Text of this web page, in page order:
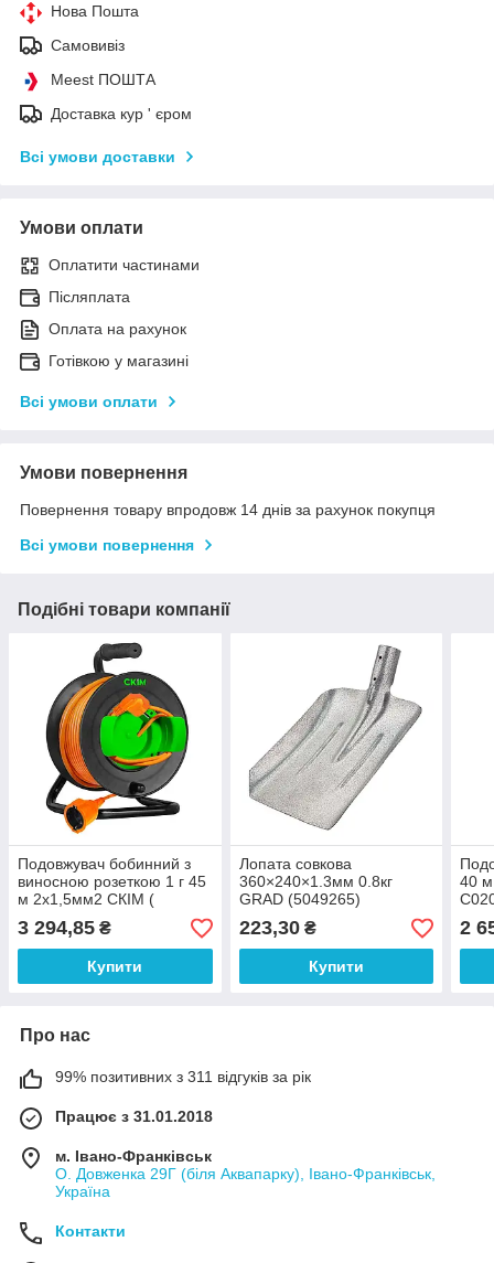
Нова Пошта
Самовивіз
Meest ПОШТА
Доставка кур ' єром
Всі умови доставки
Умови оплати
Оплатити частинами
Післяплата
Оплата на рахунок
Готівкою у магазині
Всі умови оплати
Умови повернення
Повернення товару впродовж 14 днів за рахунок покупця
Всі умови повернення
Подібні товари компанії
Подовжувач бобинний з
виносною розеткою 1 г 45
м 2х1,5мм2 СКІМ (
С0202002 )
3 294,85 ₴
Купити
Лопата совкова
360×240×1.3мм 0.8кг
GRAD (5049265)
223,30₴
Купити
40
2
Про нас
99% позитивних з 311 відгуків за рік
Працює з 31.01.2018
м. Івано-Франківськ
О. Довженка 29Г (біля Аквапарку), Івано-Франківськ,
Україна
Контакти